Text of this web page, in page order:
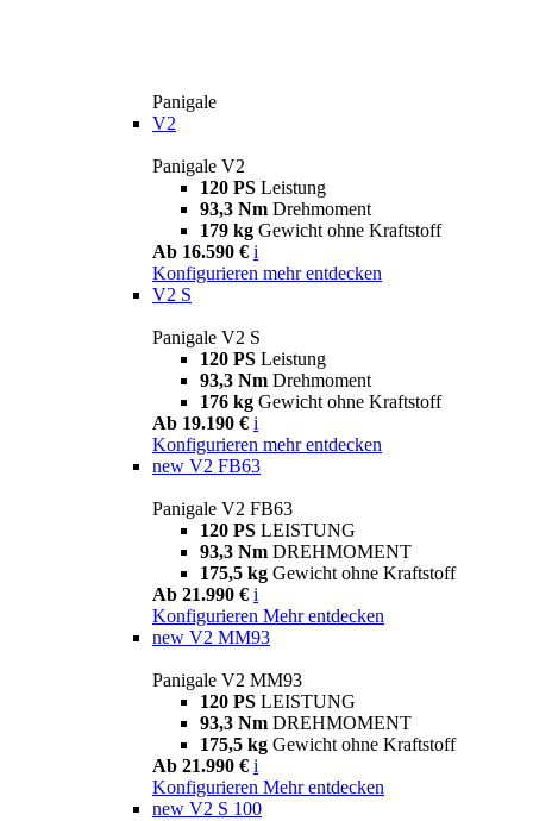
Panigale
V2
Panigale V2
120 PS Leistung
93,3 Nm Drehmoment
179 kg Gewicht ohne Kraftstoff
Ab 16.590 € i
Konfigurieren mehr entdecken
V2 S
Panigale V2 S
120 PS Leistung
93,3 Nm Drehmoment
176 kg Gewicht ohne Kraftstoff
Ab 19.190 € i
Konfigurieren mehr entdecken
new V2 FB63
Panigale V2 FB63
120 PS LEISTUNG
93,3 Nm DREHMOMENT
175,5 kg Gewicht ohne Kraftstoff
Ab 21.990 € i
Konfigurieren Mehr entdecken
new V2 MM93
Panigale V2 MM93
120 PS LEISTUNG
93,3 Nm DREHMOMENT
175,5 kg Gewicht ohne Kraftstoff
Ab 21.990 € i
Konfigurieren Mehr entdecken
new V2 S 100